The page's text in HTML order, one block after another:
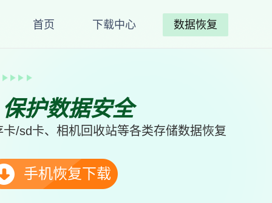
首页 下载中心 数据恢复
护数据安全
/sd卡、相机回收站等各类存储数据恢复
手机恢复下载